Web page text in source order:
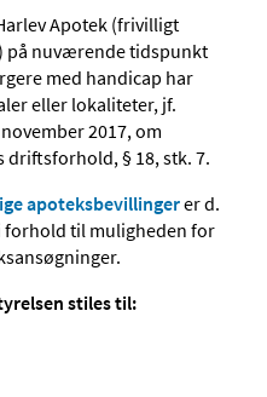
Apotek (frivilligt
på nuværende tidspunkt
med handicap har
eller lokaliteter, jf.
2017, om
driftsforhold, § 18, stk. 7.
apoteksbevillingerer d.
forhold til muligheden for
stiles til: